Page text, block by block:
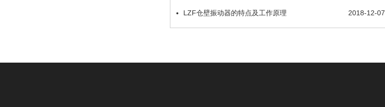
2018-12-07
LZF仓壁振动器的特点及工作原理